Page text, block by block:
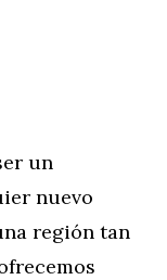
un
nuevo
región tan